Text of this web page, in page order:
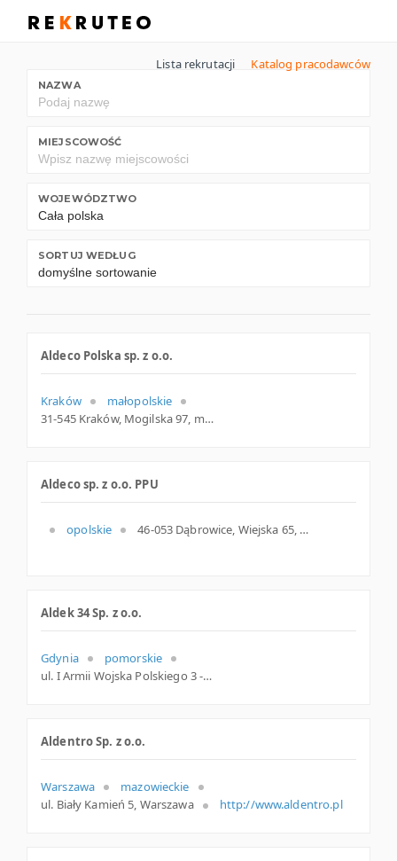
Lista rekrutacji Katalog pracodawców
NAZWA
MIEJSCOWOŚĆ
WOJEWÓDZTWO
SORTUJ WEDŁUG
Aldeco Polska sp. z o.o.
Kraków
małopolskie
31-545 Kraków, Mogilska 97, małopolskie
Aldeco sp. z o.o. PPU
opolskie 46-053 Dąbrowice, Wiejska 65, opolskie
Aldek 34 Sp. z o.o.
Gdynia
pomorskie
ul. I Armii Wojska Polskiego 3 -11, Gdynia
Aldentro Sp. z o.o.
Warszawa
mazowieckie
ul. Biały Kamień 5, Warszawa
http://www.aldentro.pl